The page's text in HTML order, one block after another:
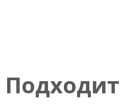
Подходит